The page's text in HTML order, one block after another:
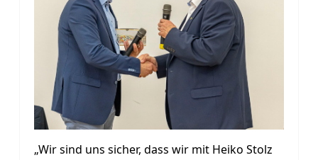
„Wir sind uns sicher, dass wir mit Heiko Stolz